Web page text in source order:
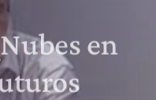
en